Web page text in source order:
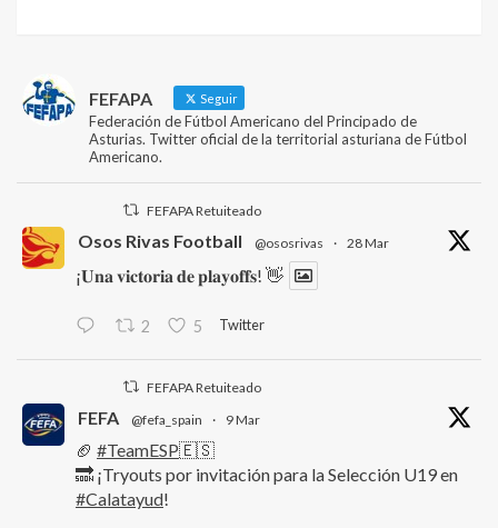
FEFAPA Seguir
Federación de Fútbol Americano del Principado de
Asturias. Twitter oficial de la territorial asturiana de Fútbol
Americano.
FEFAPA Retuiteado
Osos Rivas Football @ososrivas · 28 Mar
¡𝐔𝐧𝐚 𝐯𝐢𝐜𝐭𝐨𝐫𝐢𝐚 𝐝𝐞 𝐩𝐥𝐚𝐲𝐨𝐟𝐟𝐬! 👋
2 5 Twitter
FEFAPA Retuiteado
FEFA @fefa_spain · 9 Mar
🏈 #TeamESP🇪🇸
🔜 ¡Tryouts por invitación para la Selección U19 en
#Calatayud!